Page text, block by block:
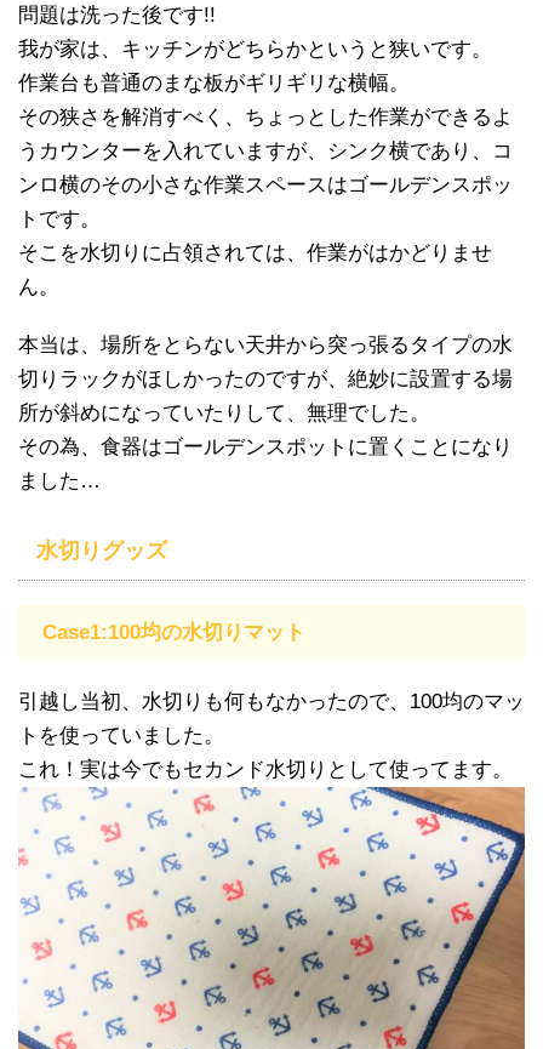
問題は洗った後です!!
我が家は、キッチンがどちらかというと狭いです。
作業台も普通のまな板がギリギリな横幅。
その狭さを解消すべく、ちょっとした作業ができるよ
うカウンターを入れていますが、シンク横であり、コ
ンロ横のその小さな作業スペースはゴールデンスポッ
トです。
そこを水切りに占領されては、作業がはかどりませ
ん。
本当は、場所をとらない天井から突っ張るタイプの水
切りラックがほしかったのですが、絶妙に設置する場
所が斜めになっていたりして、無理でした。
その為、食器はゴールデンスポットに置くことになり
ました…
水切りグッズ
Case1:100均の水切りマット
引越し当初、水切りも何もなかったので、100均のマッ
トを使っていました。
これ！実は今でもセカンド水切りとして使ってます。